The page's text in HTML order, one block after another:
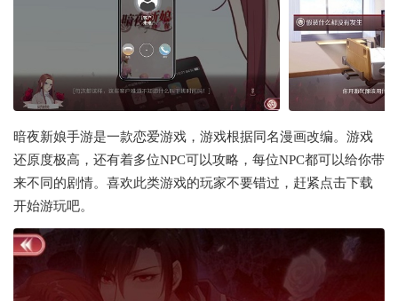
暗夜新娘手游是一款恋爱游戏，游戏根据同名漫画改编。游戏
还原度极高，还有着多位NPC可以攻略，每位NPC都可以给你带
来不同的剧情。喜欢此类游戏的玩家不要错过，赶紧点击下载
开始游玩吧。